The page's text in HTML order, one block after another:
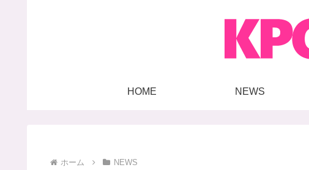
HOME NEWS
ホーム NEWS